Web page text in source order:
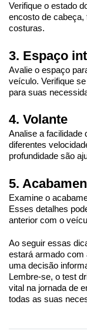
Verifique o estado
encosto de cabeça,
costuras.
3. Espaço
Avalie o espaço
veículo. Verifique
para suas
4. Volante
Analise a facilidade
diferentes
profundidade são
5.
Examine o
Esses detalhes
anterior com o
Ao seguir essas
estará armado
uma decisão
Lembre-se, o test
vital na jornada de
todas as suas